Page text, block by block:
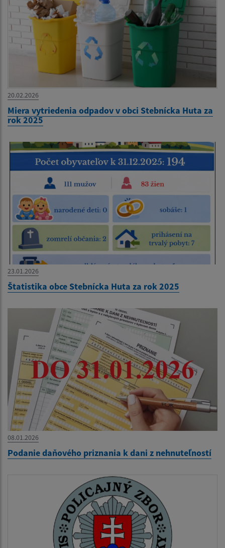
20.02.2026
Miera vytriedenia odpadov v obci Stebnícka Huta za
rok 2025
23.01.2026
Štatistika obce Stebnícka Huta za rok 2025
08.01.2026
Podanie daňového priznania k dani z nehnuteľností